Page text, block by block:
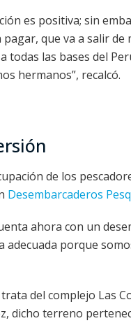
es positiva; sin
que va a salir
todas las bases del
hermanos”, recalcó.
de los
Desembarcaderos
ahora con un
porque
trata del complejo Las
dicho terreno